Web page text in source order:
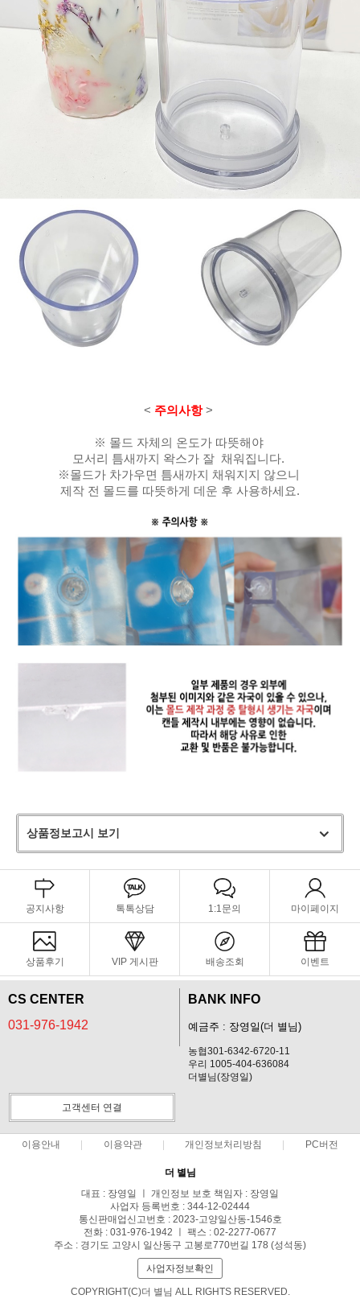
< 주의사항>
※ 몰드 자체의 온도가 따뜻해야
모서리 틈새까지 왁스가 잘 채워집니다.
※몰드가 차가우면 틈새까지 채워지지 않으니
제작 전 몰드를 따뜻하게 데운 후 사용하세요.
상품정보고시 보기
공지사항 톡톡상담 1:1문의 마이페이지
상품후기 VIP 게시판 배송조회 이벤트
CS CENTER
031-976-1942
BANK INFO
예금주 : 장영일(더 별님)
농협301-6342-6720-11
우리 1005-404-636084
더별님(장영일)
고객센터 연결
이용안내 이용약관 개인정보처리방침 PC버전
더 별님
대표 : 장영일 ㅣ 개인정보 보호 책임자 : 장영일
사업자 등록번호 : 344-12-02444
통신판매업신고번호 : 2023-고양일산동-1546호
전화 : 031-976-1942 ㅣ 팩스 : 02-2277-0677
주소 : 경기도 고양시 일산동구 고봉로770번길 178 (성석동)
사업자정보확인
COPYRIGHT(C)더 별님 ALL RIGHTS RESERVED.